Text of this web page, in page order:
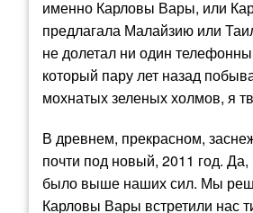
именно Карловы Вары, или
предлагала Малайзию или
не долетал ни один
который пару лет назад
мохнатых зеленых холмов, я
В древнем, прекрасном,
почти под новый, 2011 год. Да,
было выше наших сил. Мы
Карловы Вары встретили нас